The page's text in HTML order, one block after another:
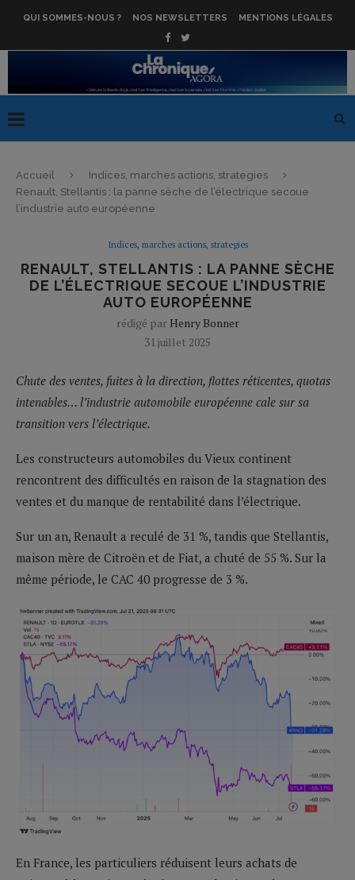
QUI SOMMES-NOUS ? NOS NEWSLETTERS MENTIONS LÉGALES
Accueil
Indices, marches actions, strategies
Renault, Stellantis : la panne sèche de l’électrique secoue
l’industrie auto européenne
Indices, marches actions, strategies
RENAULT, STELLANTIS : LA PANNE SÈCHE
DE L’ÉLECTRIQUE SECOUE L’INDUSTRIE
AUTO EUROPÉENNE
rédigé par Henry Bonner
31 juillet 2025
Chute des ventes, fuites à la direction, flottes réticentes, quotas
intenables… l’industrie automobile européenne cale sur sa
transition vers l’électrique.
Les constructeurs automobiles du Vieux continent
rencontrent des difficultés en raison de la stagnation des
ventes et du manque de rentabilité dans l’électrique.
Sur un an, Renault a reculé de 31 %, tandis que Stellantis,
maison mère de Citroën et de Fiat, a chuté de 55 %. Sur la
même période, le CAC 40 progresse de 3 %.
En France, les particuliers réduisent leurs achats de